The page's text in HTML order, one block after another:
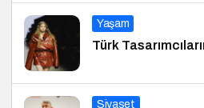
Yaşam
Türk
Siyaset